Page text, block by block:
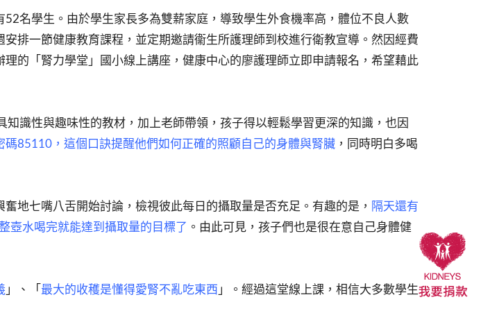
名學生。由於學生家長多為雙薪家庭，導致學生外食機率高，體位不良人數
排一節健康教育課程，並定期邀請衞生所護理師到校進行衛教宣導。然因經費
的「腎力學堂」國小線上講座，健康中心的廖護理師立即申請報名，希望藉此
識性與趣味性的教材，加上老師帶領，孩子得以輕鬆學習更深的知識，也因
85110，這個口訣提醒他們如何正確的照顧自己的身體與腎臟 ，同時明白多喝
地七嘴八舌開始討論，檢視彼此每日的攝取量是否充足。有趣的是， 隔天還有
壺水喝完就能達到攝取量的目標了 。由此可見，孩子們也是很在意自己身體健
」、「 最大的收穫是懂得愛腎不亂吃東西 」。經過這堂線上課，相信大多數學生